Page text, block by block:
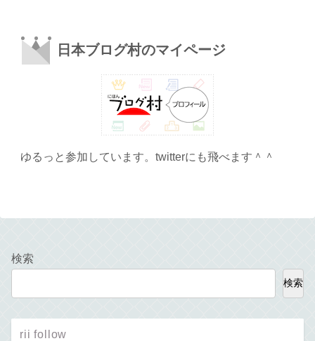
日本ブログ村のマイページ
ゆるっと参加しています。twitterにも飛べます＾＾
検索
検索
rii follow